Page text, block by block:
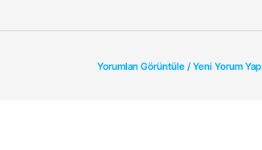
Yorumları Görüntüle / Yeni Yorum Yap